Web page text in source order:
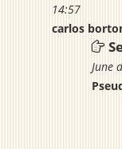
14:57
carlos
June